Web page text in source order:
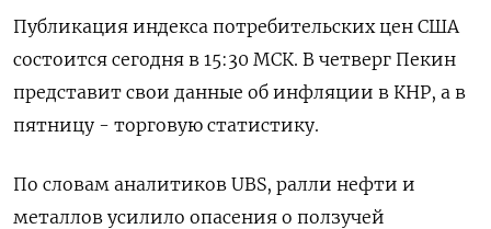
Публикация индекса потребительских цен США
состоится сегодня в 15:30 МСК. В четверг Пекин
представит свои данные об инфляции в КНР, а в
пятницу - торговую статистику.
По словам аналитиков UBS, ралли нефти и
металлов усилило опасения о ползучей